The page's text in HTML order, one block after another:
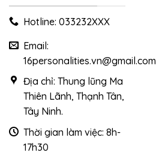
Hotline: 033232XXX
Email:
16personalities.vn@gmail.com
Địa chỉ: Thung lũng Ma
Thiên Lãnh, Thạnh Tân,
Tây Ninh.
Thời gian làm việc: 8h-
17h30